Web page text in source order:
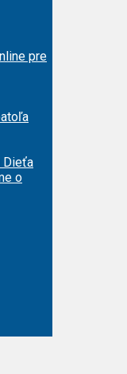
pre
Dieťa
o